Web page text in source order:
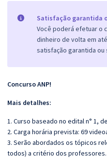
Satisfação garantida
Você poderá efetuar o
dinheiro de volta em
satisfação garantida
Concurso ANP!
Mais detalhes:
1. Curso baseado no edital n° 1,
2. Carga horária prevista: 69
3. Serão abordados os tópicos
todos) a critério dos professores.